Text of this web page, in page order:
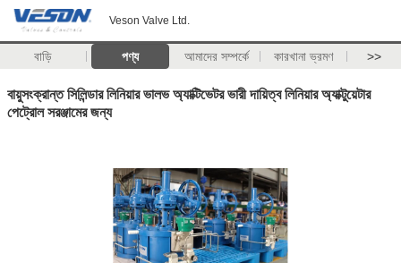
Veson Valve Ltd.
বাড়ি পণ্য আমাদের সম্পর্কে কারখানা ভ্রমণ >>
বায়ুসংক্রান্ত সিলিন্ডার লিনিয়ার ভালভ অ্যাক্টিভেটর ভারী দায়িত্ব লিনিয়ার অ্যাক্টুয়েটার
পেট্রোল সরঞ্জামের জন্য